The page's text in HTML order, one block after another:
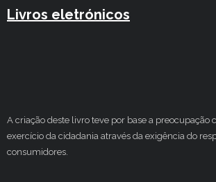
Livros eletrónicos
A criação deste livro teve por base a
exercício da cidadania através da exigência do
consumidores.